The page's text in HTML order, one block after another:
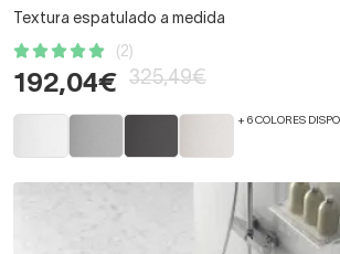
Textura espatulado a medida
(2)
192,04€ 325,49€
+ 6 COLORES